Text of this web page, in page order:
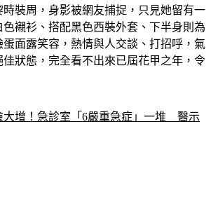
襯衫、搭配黑色西裝外套、下半身則為
面露笑容，熱情與人交談、打招呼，氣
狀態，完全看不出來已屆花甲之年，令